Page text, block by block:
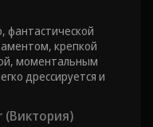
фантастической
крепкой
моментальным
дрессируется и
(Виктория)